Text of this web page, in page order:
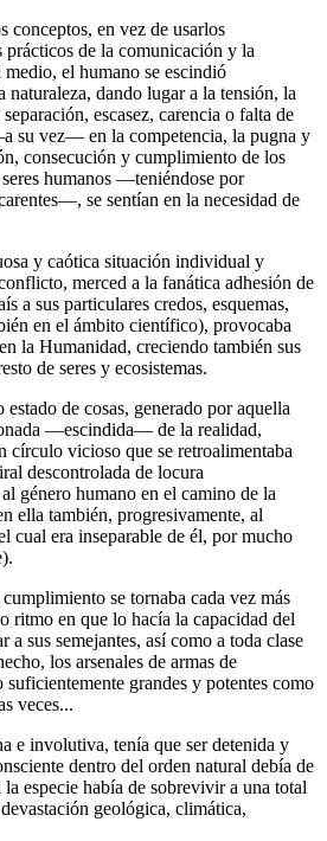
conceptos, en vez de usarlos
prácticos de la comunicación y la
el humano se escindió
naturaleza, dando lugar a la tensión, la
escasez, carencia o falta de
su vez― en la competencia, la pugna y
consecución y cumplimiento de los
humanos ―teniéndose por
se sentían en la necesidad de
y caótica situación individual y
merced a la fanática adhesión de
a sus particulares credos, esquemas,
en el ámbito científico), provocaba
la Humanidad, creciendo también sus
de seres y ecosistemas.
de cosas, generado por aquella
―escindida― de la realidad,
círculo vicioso que se retroalimentaba
descontrolada de locura
género humano en el camino de la
ella también, progresivamente, al
cual era inseparable de él, por mucho
se tornaba cada vez más
ritmo en que lo hacía la capacidad del
a sus semejantes, así como a toda clase
los arsenales de armas de
grandes y potentes como
veces...
e involutiva, tenía que ser detenida y
dentro del orden natural debía de
especie había de sobrevivir a una total
geológica, climática,